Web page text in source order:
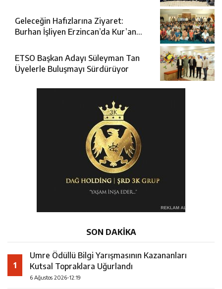
Geleceğin Hafızlarına Ziyaret:
Burhan İşliyen Erzincan’da Kur’an
ETSO Başkan Adayı Süleyman Tan
Üyelerle Buluşmayı Sürdürüyor
SON DAKİKA
1
Umre Ödüllü Bilgi Yarışmasının Kazananları
Kutsal Topraklara Uğurlandı
6 Ağustos 2026-12:19